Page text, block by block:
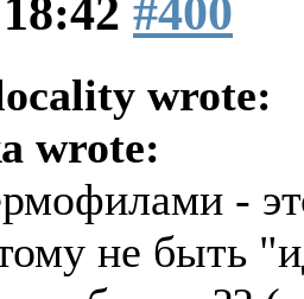
#400
wrote:
wrote:
-
не быть